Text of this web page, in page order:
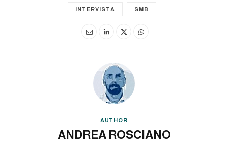
INTERVISTA SMB
AUTHOR
ANDREA ROSCIANO